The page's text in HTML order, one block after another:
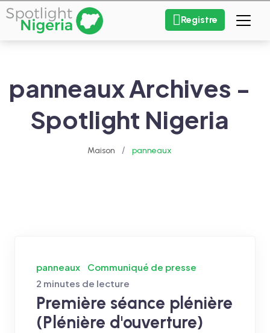
Registre
panneaux Archives -
Spotlight Nigeria
Maison / panneaux
panneaux
Communiqué de presse
2 minutes de lecture
Première séance plénière
(Plénière d'ouverture)